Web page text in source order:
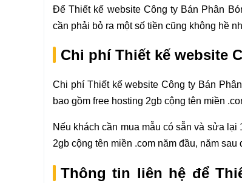
Để Thiết kế website Công ty Bán Phân
cần phải bỏ ra một số tiền cũng không hề
Chi phí Thiết kế website
Chi phí Thiết kế website Công ty Bán
bao gồm free hosting 2gb cộng tên miền
Nếu khách cần mua mẫu có sẵn và sửa
2gb cộng tên miền .com năm đầu, năm sau
Thông tin liên hệ để